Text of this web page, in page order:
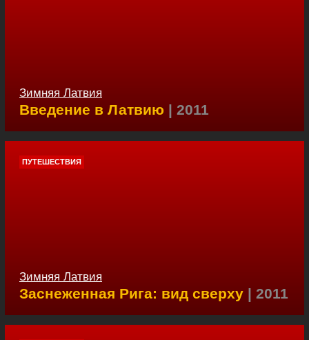
Зимняя Латвия
Введение в Латвию | 2011
ПУТЕШЕСТВИЯ
Зимняя Латвия
Заснеженная Рига: вид сверху | 2011